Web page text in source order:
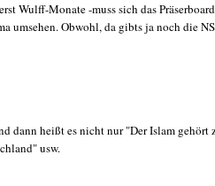
Wulff-Monate -muss sich das Präserboard
umsehen. Obwohl, da gibts ja noch die
dann heißt es nicht nur "Der Islam gehört
usw.